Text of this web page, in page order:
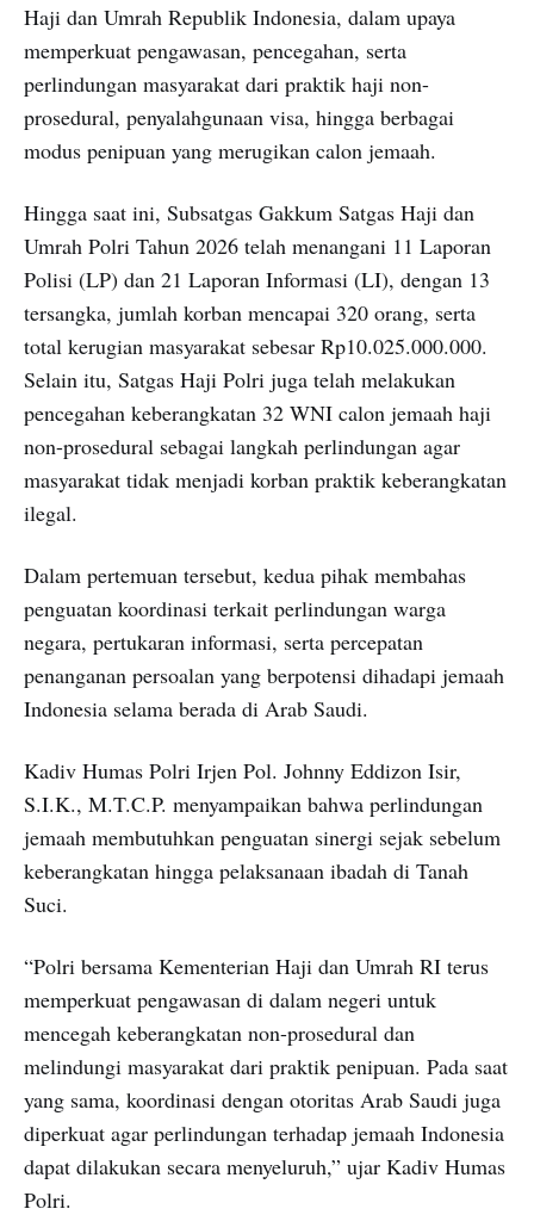
Haji dan Umrah Republik Indonesia, dalam upaya
memperkuat pengawasan, pencegahan, serta
perlindungan masyarakat dari praktik haji non-
prosedural, penyalahgunaan visa, hingga berbagai
modus penipuan yang merugikan calon jemaah.
Hingga saat ini, Subsatgas Gakkum Satgas Haji dan
Umrah Polri Tahun 2026 telah menangani 11 Laporan
Polisi (LP) dan 21 Laporan Informasi (LI), dengan 13
tersangka, jumlah korban mencapai 320 orang, serta
total kerugian masyarakat sebesar Rp10.025.000.000.
Selain itu, Satgas Haji Polri juga telah melakukan
pencegahan keberangkatan 32 WNI calon jemaah haji
non-prosedural sebagai langkah perlindungan agar
masyarakat tidak menjadi korban praktik keberangkatan
ilegal.
Dalam pertemuan tersebut, kedua pihak membahas
penguatan koordinasi terkait perlindungan warga
negara, pertukaran informasi, serta percepatan
penanganan persoalan yang berpotensi dihadapi jemaah
Indonesia selama berada di Arab Saudi.
Kadiv Humas Polri Irjen Pol. Johnny Eddizon Isir,
S.I.K., M.T.C.P. menyampaikan bahwa perlindungan
jemaah membutuhkan penguatan sinergi sejak sebelum
keberangkatan hingga pelaksanaan ibadah di Tanah
Suci.
“Polri bersama Kementerian Haji dan Umrah RI terus
memperkuat pengawasan di dalam negeri untuk
mencegah keberangkatan non-prosedural dan
melindungi masyarakat dari praktik penipuan. Pada saat
yang sama, koordinasi dengan otoritas Arab Saudi juga
diperkuat agar perlindungan terhadap jemaah Indonesia
dapat dilakukan secara menyeluruh,” ujar Kadiv Humas
Polri.